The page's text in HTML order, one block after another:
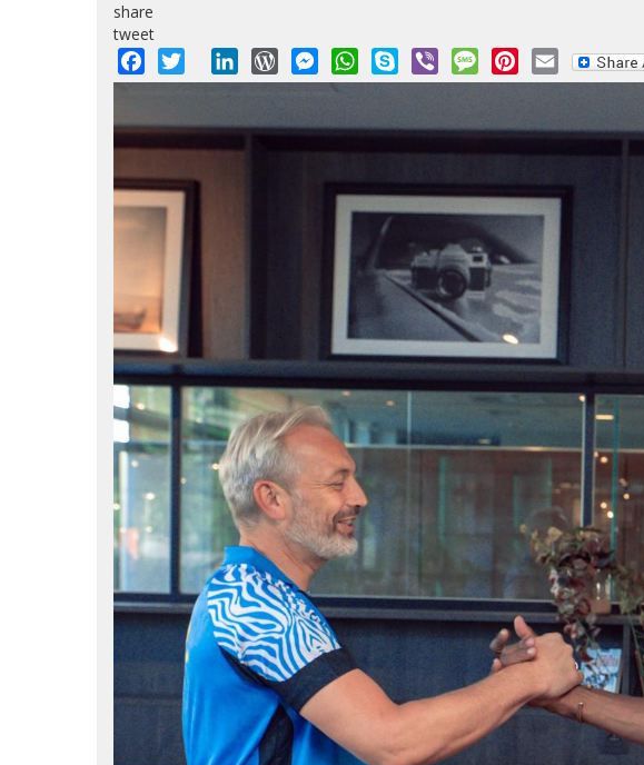
share
tweet
Facebook
Twitter LinkedInWordPressMessengerWhatsApp
Skype Viber MessagePinterest
Email